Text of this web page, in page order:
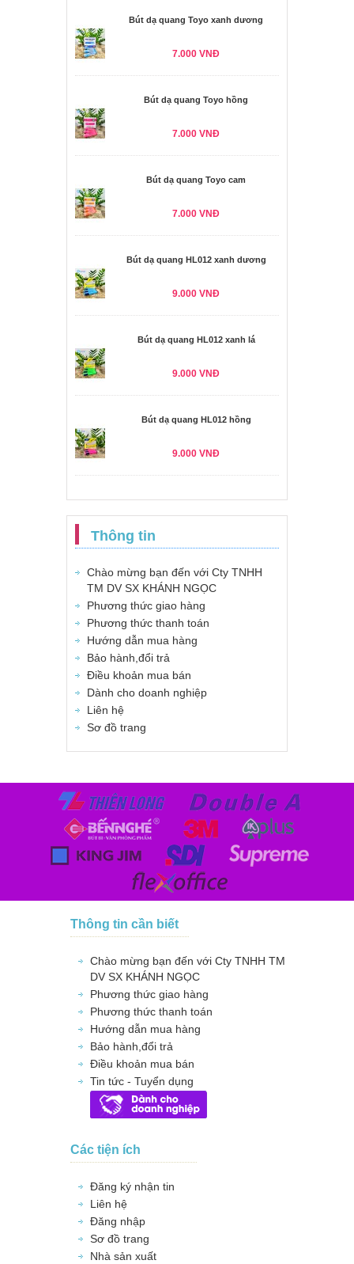
Bút dạ quang Toyo xanh dương
7.000 VNĐ
Bút dạ quang Toyo hồng
7.000 VNĐ
Bút dạ quang Toyo cam
7.000 VNĐ
Bút dạ quang HL012 xanh dương
9.000 VNĐ
Bút dạ quang HL012 xanh lá
9.000 VNĐ
Bút dạ quang HL012 hồng
9.000 VNĐ
Thông tin
Chào mừng bạn đến với Cty TNHH
TM DV SX KHÁNH NGỌC
Phương thức giao hàng
Phương thức thanh toán
Hướng dẫn mua hàng
Bảo hành,đổi trả
Điều khoản mua bán
Dành cho doanh nghiệp
Liên hệ
Sơ đồ trang
Thông tin cần biết
Chào mừng bạn đến với Cty TNHH TM
DV SX KHÁNH NGỌC
Phương thức giao hàng
Phương thức thanh toán
Hướng dẫn mua hàng
Bảo hành,đổi trả
Điều khoản mua bán
Tin tức - Tuyển dụng
Các tiện ích
Đăng ký nhận tin
Liên hệ
Đăng nhập
Sơ đồ trang
Nhà sản xuất